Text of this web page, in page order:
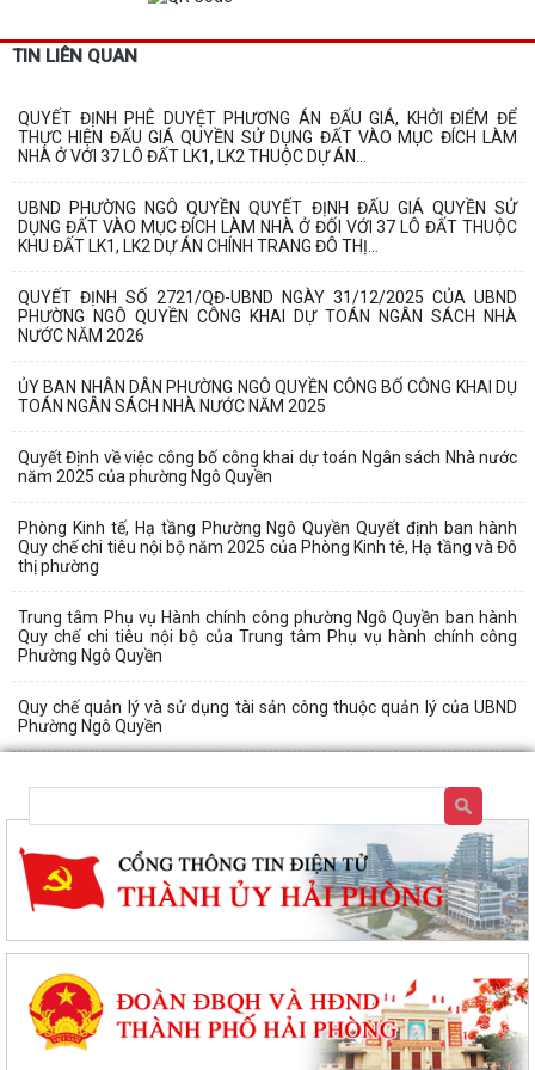
TIN LIÊN QUAN
QUYẾT ĐỊNH PHÊ DUYỆT PHƯƠNG ÁN ĐẤU GIÁ, KHỞI ĐIỂM ĐỂ
THỰC HIỆN ĐẤU GIÁ QUYỀN SỬ DỤNG ĐẤT VÀO MỤC ĐÍCH LÀM
NHÀ Ở VỚI 37 LÔ ĐẤT LK1, LK2 THUỘC DỰ ÁN...
UBND PHƯỜNG NGÔ QUYỀN QUYẾT ĐỊNH ĐẤU GIÁ QUYỀN SỬ
DỤNG ĐẤT VÀO MỤC ĐÍCH LÀM NHÀ Ở ĐỐI VỚI 37 LÔ ĐẤT THUỘC
KHU ĐẤT LK1, LK2 DỰ ÁN CHÍNH TRANG ĐÔ THỊ...
QUYẾT ĐỊNH SỐ 2721/QĐ-UBND NGÀY 31/12/2025 CỦA UBND
PHƯỜNG NGÔ QUYỀN CÔNG KHAI DỰ TOÁN NGÂN SÁCH NHÀ
NƯỚC NĂM 2026
ỦY BAN NHÂN DÂN PHƯỜNG NGÔ QUYỀN CÔNG BỐ CÔNG KHAI DỤ
TOÁN NGÂN SÁCH NHÀ NƯỚC NĂM 2025
Quyết Định về việc công bố công khai dự toán Ngân sách Nhà nước
năm 2025 của phường Ngô Quyền
Phòng Kinh tế, Hạ tầng Phường Ngô Quyền Quyết định ban hành
Quy chế chi tiêu nội bộ năm 2025 của Phòng Kinh tê, Hạ tầng và Đô
thị phường
Trung tâm Phụ vụ Hành chính công phường Ngô Quyền ban hành
Quy chế chi tiêu nội bộ của Trung tâm Phụ vụ hành chính công
Phường Ngô Quyền
Quy chế quản lý và sử dụng tài sản công thuộc quản lý của UBND
Phường Ngô Quyền